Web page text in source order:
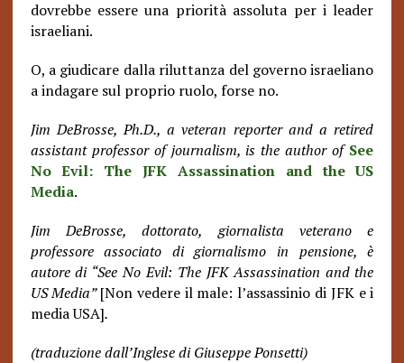
dovrebbe essere una priorità assoluta per i leader
israeliani.
O, a giudicare dalla riluttanza del governo israeliano
a indagare sul proprio ruolo, forse no.
Jim DeBrosse, Ph.D., a veteran reporter and a retired
assistant professor of journalism, is the author of See
No Evil: The JFK Assassination and the US
Media.
Jim DeBrosse, dottorato, giornalista veterano e
professore associato di giornalismo in pensione, è
autore di “See No Evil: The JFK Assassination and the
US Media”[Non vedere il male: l’assassinio di JFK e i
media USA].
(traduzione dall’Inglese di Giuseppe Ponsetti)